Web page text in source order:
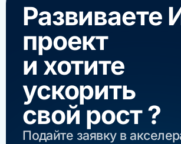
Развиваете
проект
и хотите
ускорить
свой рост ?
Подайте заявку в